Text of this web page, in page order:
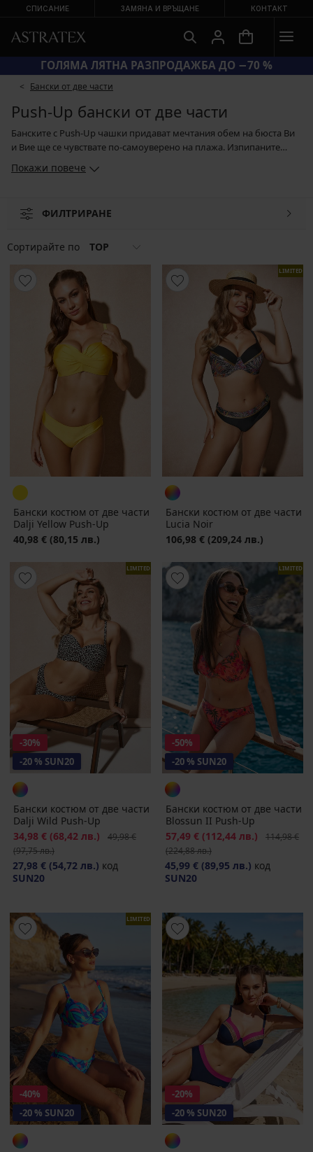
СПИСАНИЕ ЗАМЯНА И ВРЪЩАНЕ КОНТАКТ
КОД SUN20 = ЕКСТРА −20 % НА НАМАЛЕНИ БАНСКИ
Бански от две части
Push-Up бански от две части
Банските с Push-Up чашки придават мечтания обем на бюста Ви
и Вие ще се чувствате по-самоуверено на плажа. Изпипаните
асортимента ще намерите както класически кройки на Push-Up
доза самочувствие, така че му се насладете.
Покажи повече
ФИЛТРИРАНЕ
Сортирайте по TOP
Бански костюм от две части
Dalji Yellow Push-Up
40,98 € (80,15 лв.)
LIMITED
Бански костюм от две части
Lucia Noir
106,98 € (209,24 лв.)
LIMITED
-30%
-20 % SUN20
Бански костюм от две части
Dalji Wild Push-Up
Намаление
34,98 € (68,42 лв.) Първоначална цена
49,98 €
(97,75 лв.)
27,98 € (54,72 лв.) код
SUN20
LIMITED
-50%
-20 % SUN20
Бански костюм от две части
Blossun II Push-Up
Намаление
57,49 € (112,44 лв.)
114,98 €
(224,88 лв.)
45,99 € (89,95 лв.) код
SUN20
LIMITED
-40%
-20 % SUN20
-20%
-20 % SUN20